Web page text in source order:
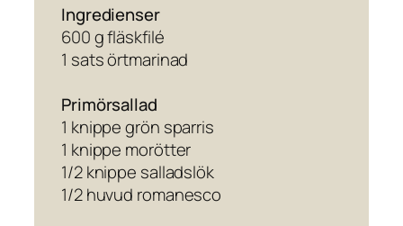
Ingredienser
600 g fläskfilé
1 sats örtmarinad
Primörsallad
1 knippe grön sparris
1 knippe morötter
1/2 knippe salladslök
1/2 huvud romanesco